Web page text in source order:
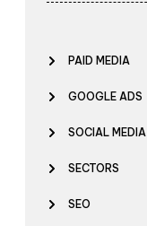
PAID MEDIA
GOOGLE ADS
SOCIAL MEDIA
SECTORS
SEO